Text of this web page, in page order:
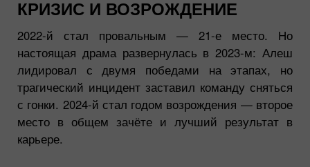
КРИЗИС И ВОЗРОЖДЕНИЕ
2022-й стал провальным — 21-е место. Но
настоящая драма развернулась в 2023-м: Алеш
лидировал с двумя победами на этапах, но
трагический инцидент заставил команду сняться
с гонки. 2024-й стал годом возрождения — второе
место в общем зачёте и лучший результат в
карьере.